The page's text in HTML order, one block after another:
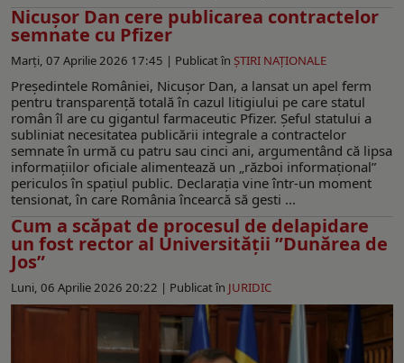
Nicușor Dan cere publicarea contractelor
semnate cu Pfizer
Marți, 07 Aprilie 2026 17:45 | Publicat în ŞTIRI NAŢIONALE
Președintele României, Nicușor Dan, a lansat un apel ferm
pentru transparență totală în cazul litigiului pe care statul
român îl are cu gigantul farmaceutic Pfizer. Șeful statului a
subliniat necesitatea publicării integrale a contractelor
semnate în urmă cu patru sau cinci ani, argumentând că lipsa
informațiilor oficiale alimentează un „război informațional”
periculos în spațiul public. Declarația vine într-un moment
tensionat, în care România încearcă să gesti ...
Cum a scăpat de procesul de delapidare
un fost rector al Universității ”Dunărea de
Jos”
Luni, 06 Aprilie 2026 20:22 | Publicat în JURIDIC